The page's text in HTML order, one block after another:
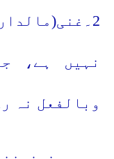
نہیں ہے،
وبالفعل نہ